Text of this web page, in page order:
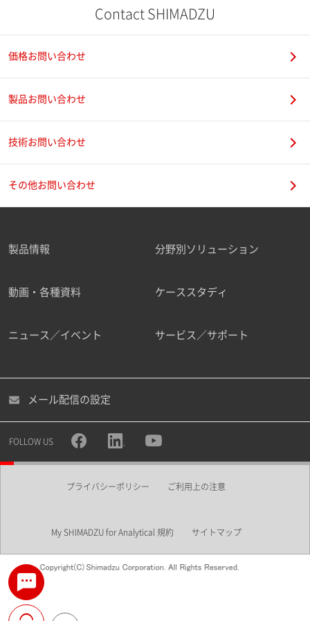
Contact SHIMADZU
価格お問い合わせ
製品お問い合わせ
技術お問い合わせ
その他お問い合わせ
製品情報 分野別ソリューション
動画・各種資料 ケーススタディ
ニュース／イベント サービス／サポート
メール配信の設定
FOLLOW US
プライバシーポリシー ご利用上の注意
My SHIMADZU for Analytical 規約 サイトマップ